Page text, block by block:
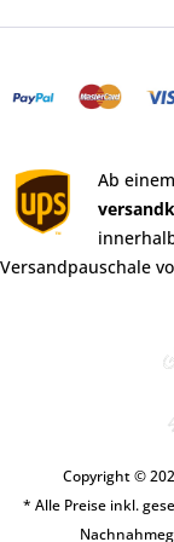
Ab
Versandpauschale
Copyright ©
* Alle Preise inkl.